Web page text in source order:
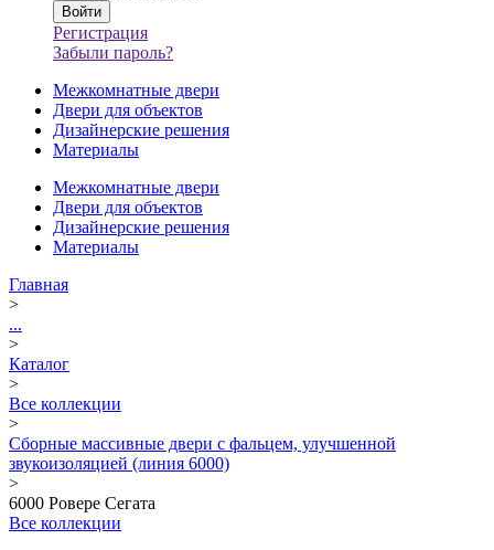
Регистрация
Забыли пароль?
Межкомнатные двери
Двери для объектов
Дизайнерские решения
Материалы
Межкомнатные двери
Двери для объектов
Дизайнерские решения
Материалы
Главная
>
...
>
Каталог
>
Все коллекции
>
Сборные массивные двери с фальцем, улучшенной
звукоизоляцией (линия 6000)
>
6000 Ровере Сегата
Все коллекции